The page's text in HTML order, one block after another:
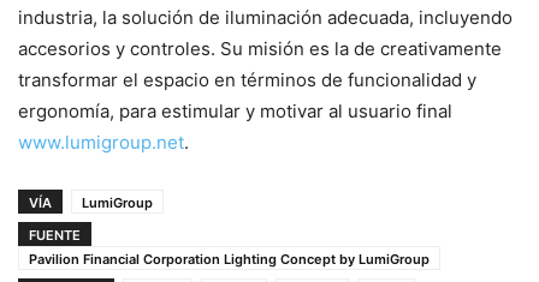
industria, la solución de iluminación adecuada, incluyendo
accesorios y controles. Su misión es la de creativamente
transformar el espacio en términos de funcionalidad y
ergonomía, para estimular y motivar al usuario final
www.lumigroup.net.
VÍA
LumiGroup
FUENTE
Pavilion Financial Corporation Lighting Concept by LumiGroup